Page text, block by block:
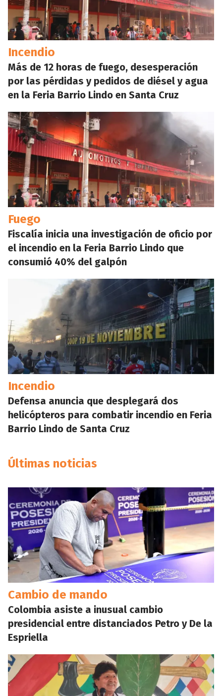
Incendio
Más de 12 horas de fuego, desesperación
por las pérdidas y pedidos de diésel y agua
en la Feria Barrio Lindo en Santa Cruz
Fuego
Fiscalía inicia una investigación de oficio por
el incendio en la Feria Barrio Lindo que
consumió 40% del galpón
Incendio
Defensa anuncia que desplegará dos
helicópteros para combatir incendio en Feria
Barrio Lindo de Santa Cruz
Últimas noticias
Cambio de mando
Colombia asiste a inusual cambio
presidencial entre distanciados Petro y De la
Espriella